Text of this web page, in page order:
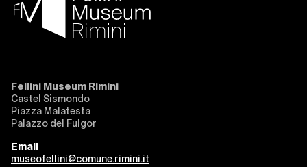
Fellini Museum Rimini
Castel Sismondo
Piazza Malatesta
Palazzo del Fulgor
Email
museofellini@comune.rimini.it